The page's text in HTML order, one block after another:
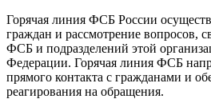
Горячая линия ФСБ России
граждан и рассмотрение вопросов,
ФСБ и подразделений этой
Федерации. Горячая линия ФСБ
прямого контакта с гражданами и
реагирования на обращения.